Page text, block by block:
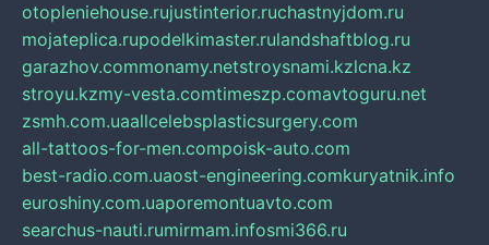
otopleniehouse.rujustinterior.ruchastnyjdom.ru
mojateplica.rupodelkimaster.rulandshaftblog.ru
garazhov.commonamy.netstroysnami.kzlcna.kz
stroyu.kzmy-vesta.comtimeszp.comavtoguru.net
zsmh.com.uaallcelebsplasticsurgery.com
all-tattoos-for-men.compoisk-auto.com
best-radio.com.uaost-engineering.comkuryatnik.info
euroshiny.com.uaporemontuavto.com
searchus-nauti.rumirmam.infosmi366.ru